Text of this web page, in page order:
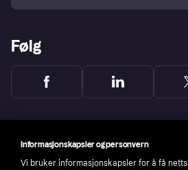
Følg
Informasjonskapsler og personvern
Vi bruker informasjonskapsler for å få